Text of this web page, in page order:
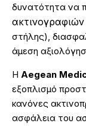
δυνατότητα να
ακτινογραφιών
στήλης),
άμεση
Η Aegean
εξοπλισμό
κανόνες
ασφάλεια του